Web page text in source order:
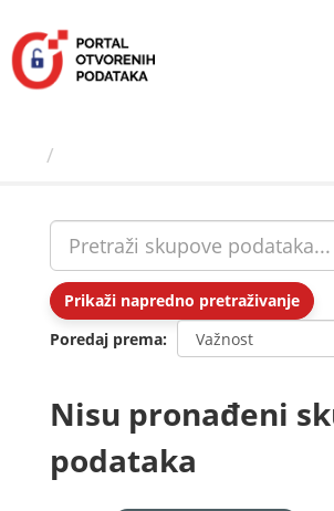
sadržaj
Prikaži napredno pretraživanje
Poredaj prema
Nisu pronađeni
podataka